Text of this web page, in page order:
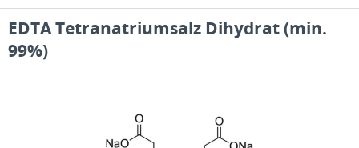
EDTA Tetranatriumsalz Dihydrat (min.
99%)